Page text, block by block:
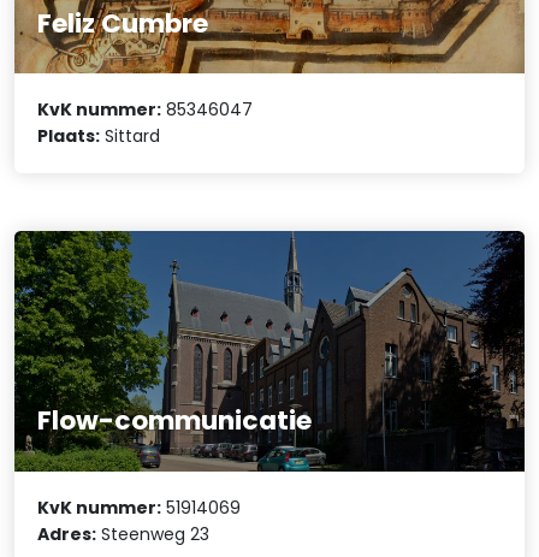
Feliz Cumbre
KvK nummer: 85346047
Plaats: Sittard
Flow-communicatie
KvK nummer: 51914069
Adres: Steenweg 23